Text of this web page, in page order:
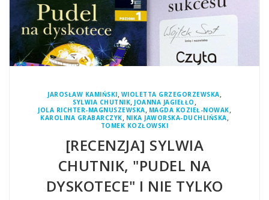
JAROSŁAW KAMIŃSKI, WIOLETTA GRZEGORZEWSKA,
SYLWIA CHUTNIK, JOANNA JAGIEŁŁO ,
JOLA RICHTER-MAGNUSZEWSKA, MAGDA KOZIEŁ-NOWAK,
KAROLINA GRABARCZYK, NIKA JAWORSKA-DUCHLIŃSKA,
TOMEK KOZŁOWSKI
[RECENZJA] SYLWIA
CHUTNIK, "PUDEL NA
DYSKOTECE" I NIE TYLKO